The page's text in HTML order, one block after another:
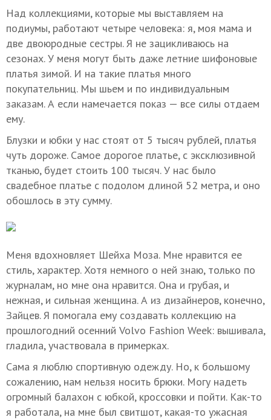
Над коллекциями, которые мы выставляем на
подиумы, работают четыре человека: я, моя мама и
две двоюродные сестры. Я не зацикливаюсь на
сезонах. У меня могут быть даже летние шифоновые
платья зимой. И на такие платья много
покупательниц. Мы шьем и по индивидуальным
заказам. А если намечается показ — все силы отдаем
ему.
Блузки и юбки у нас стоят от 5 тысяч рублей, платья
чуть дороже. Самое дорогое платье, с эксклюзивной
тканью, будет стоить 100 тысяч. У нас было
свадебное платье с подолом длиной 52 метра, и оно
обошлось в эту сумму.
Меня вдохновляет Шейха Моза. Мне нравится ее
стиль, характер. Хотя немного о ней знаю, только по
журналам, но мне она нравится. Она и грубая, и
нежная, и сильная женщина. А из дизайнеров, конечно,
Зайцев. Я помогала ему создавать коллекцию на
прошлогодний осенний Volvo Fashion Week: вышивала,
гладила, участвовала в примерках.
Сама я люблю спортивную одежду. Но, к большому
сожалению, нам нельзя носить брюки. Могу надеть
огромный балахон с юбкой, кроссовки и пойти. Как-то
я работала, на мне был свитшот, какая-то ужасная